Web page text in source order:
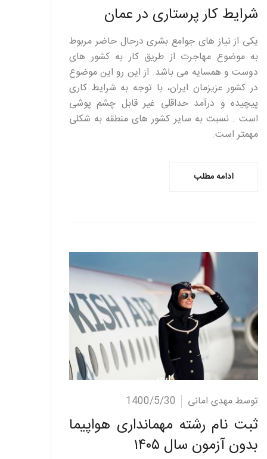
شرایط کار پرستاری در عمان
یکی از نیاز های جوامع بشری درحال حاضر مربوط
به موضوع مهاجرت از طریق کار به کشور های
دوست و همسایه می باشد. از این رو این موضوع
در کشور عزیزمان ایران، با توجه به شرایط کاری
پیچیده و درآمد حداقلی غیر قابل چشم پوشی
است . نسبت به سایر کشور های منطقه به شکلی
مهمتر است.
ادامه مطلب
ادامه مطلب توسط مهدی امانی 1400/5/30
ثبت نام رشته مهمانداری هواپیما
بدون آزمون سال ۱۴۰۵